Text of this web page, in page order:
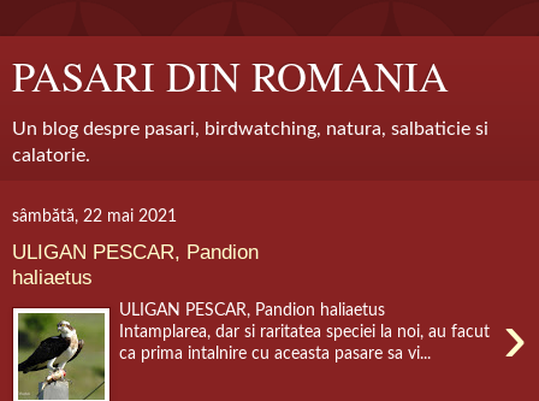
PASARI DIN ROMANIA
Un blog despre pasari, birdwatching, natura, salbaticie si
calatorie.
sâmbătă, 22 mai 2021
ULIGAN PESCAR, Pandion
haliaetus
›
ULIGAN PESCAR, Pandion haliaetus
Intamplarea, dar si raritatea speciei la noi, au facut
ca prima intalnire cu aceasta pasare sa vi...